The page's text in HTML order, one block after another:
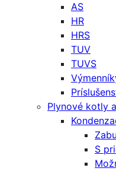
AS
HR
HRS
TUV
TUVS
Plynové kotly
S